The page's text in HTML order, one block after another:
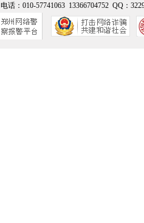
电话：010-57741063 13366704752 QQ：